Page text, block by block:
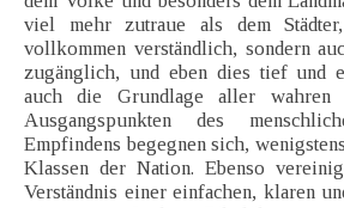
viel mehr zutraue als dem
vollkommen verständlich, sondern
zugänglich, und eben dies tief und
auch die Grundlage aller wahren
Ausgangspunkten des
Empfindens begegnen sich,
Klassen der Nation. Ebenso
Verständnis einer einfachen, klaren